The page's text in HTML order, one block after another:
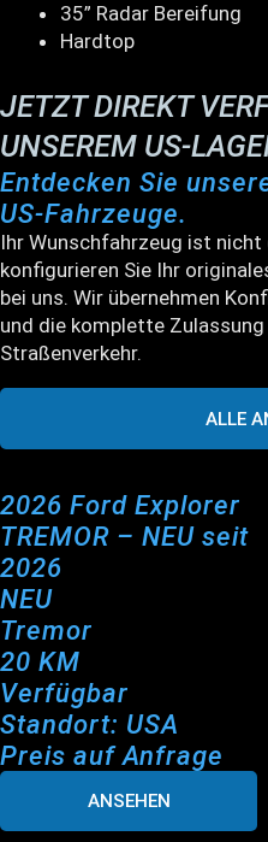
35” Radar Bereifung
Hardtop
JETZT DIREKT
UNSEREM US-
Entdecken Sie
US-Fahrzeuge.
Ihr Wunschfahrzeug ist nicht
konfigurieren Sie Ihr
bei uns. Wir übernehmen
und die komplette
Straßenverkehr.
ALLE
2026 Ford Explorer
TREMOR – NEU seit
2026
NEU
Tremor
20 KM
Verfügbar
Standort: USA
Preis auf Anfrage
ANSEHEN